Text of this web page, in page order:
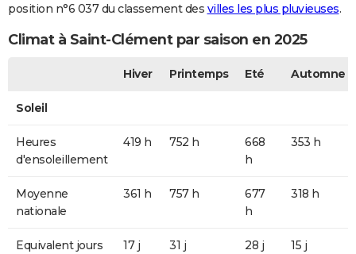
position n°6 037 du classement des villes les plus pluvieuses.
Climat à Saint-Clément par saison en 2025
Hiver Printemps Eté Automne
Soleil
Heures
d'ensoleillement
419 h 752 h
668
h
353 h
Moyenne
nationale
361 h 757 h
677
h
318 h
Equivalent jours
17 j 31 j 28 j 15 j